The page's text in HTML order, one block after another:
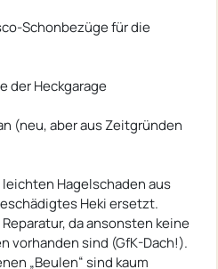
Schonbezüge für die
der Heckgarage
(neu, aber aus Zeitgründen
Hagelschaden aus
Heki ersetzt.
da ansonsten keine
vorhanden sind (GfK-Dach!).
„Beulen“ sind kaum